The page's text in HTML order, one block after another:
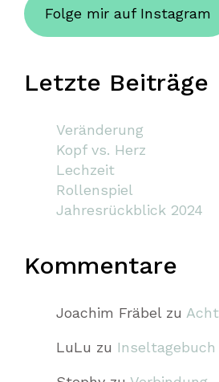
Folge mir auf Instagram
Letzte Beiträge
Veränderung
Kopf vs. Herz
Lechzeit
Rollenspiel
Jahresrückblick 2024
Kommentare
Joachim Fräbelzu
LuLu zu Inseltagebuch